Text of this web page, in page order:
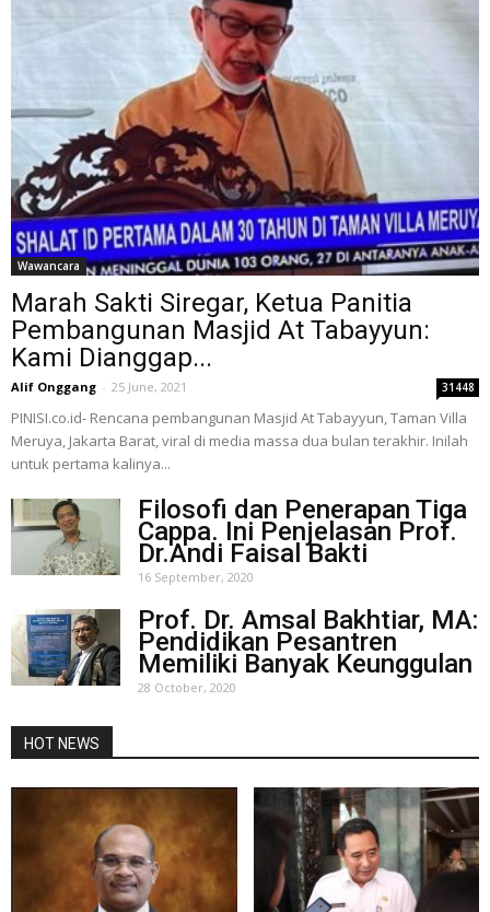
Wawancara
Marah Sakti Siregar, Ketua Panitia
Pembangunan Masjid At Tabayyun:
Kami Dianggap...
Alif Onggang - 25 June, 2021 31448
PINISI.co.id- Rencana pembangunan Masjid At Tabayyun, Taman Villa
Meruya, Jakarta Barat, viral di media massa dua bulan terakhir. Inilah
untuk pertama kalinya...
Filosofi dan Penerapan Tiga
Cappa. Ini Penjelasan Prof.
Dr.Andi Faisal Bakti
16 September, 2020
Prof. Dr. Amsal Bakhtiar, MA:
Pendidikan Pesantren
Memiliki Banyak Keunggulan
28 October, 2020
HOT NEWS